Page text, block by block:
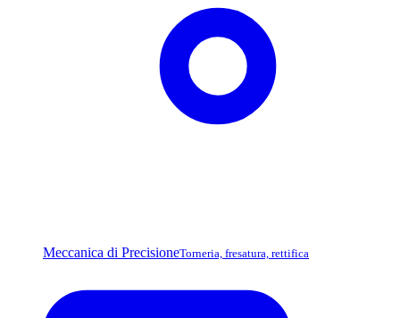
Meccanica di PrecisioneTorneria, fresatura, rettifica